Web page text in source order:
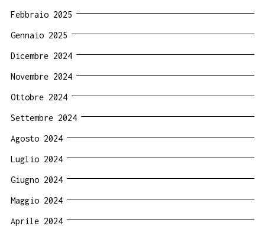
Febbraio 2025
Gennaio 2025
Dicembre 2024
Novembre 2024
Ottobre 2024
Settembre 2024
Agosto 2024
Luglio 2024
Giugno 2024
Maggio 2024
Aprile 2024